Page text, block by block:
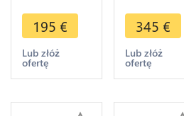
Edouard VII
1910 PCGS
MS63 Silver
->Make
195 €
Lub złóż
ofertę
Elizabeth II
Koala 2010
Or Gold
PCGS PR69
345 €
Lub złóż
ofertę